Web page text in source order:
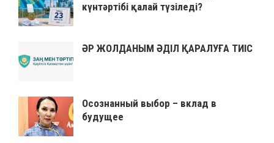
күнтәртібі қалай түзіледі?
ӘР ЖОЛДАНЫМ ӘДІЛ ҚАРАЛУҒА ТИІС
Осознанный выбор – вклад в
будущее